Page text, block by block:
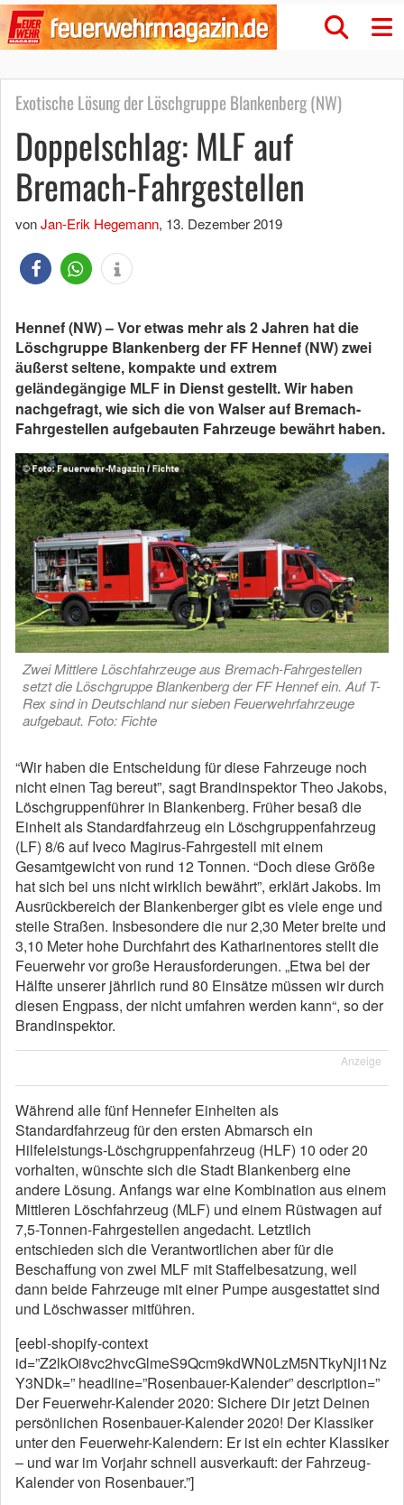
Exotische Lösung der Löschgruppe Blankenberg (NW)
Doppelschlag: MLF auf
Bremach-Fahrgestellen
vonJan-Erik Hegemann, 13. Dezember 2019
Hennef (NW) – Vor etwas mehr als 2 Jahren hat die
Löschgruppe Blankenberg der FF Hennef (NW) zwei
äußerst seltene, kompakte und extrem
geländegängige MLF in Dienst gestellt. Wir haben
nachgefragt, wie sich die von Walser auf Bremach-
Fahrge­stel­len aufgebauten Fahrzeuge bewährt haben.
Zwei Mittlere Löschfahrzeuge aus Bremach-Fahrgestellen
setzt die Löschgruppe Blankenberg der FF Hennef ein. Auf T-
Rex sind in Deutschland nur sieben Feuerwehrfahrzeuge
aufgebaut. Foto: Fichte
“Wir haben die Entscheidung für diese Fahrzeuge noch
nicht einen Tag bereut”, sagt Brandinspektor Theo Jakobs,
Löschgruppenführer in Blankenberg. Früher besaß die
Einheit als Standardfahrzeug ein Löschgruppenfahrzeug
(LF) 8/6 auf Iveco Magirus-Fahrgestell mit einem
Gesamtgewicht von rund 12 Ton­nen. “Doch diese Größe
hat sich bei uns nicht wirklich bewährt”, erklärt Jakobs. Im
Ausrückbereich der Blankenberger gibt es viele enge und
steile Straßen. Insbesondere die nur 2,30 Meter breite und
3,10 Meter hohe Durchfahrt des Katharinentores stellt die
Feuerwehr vor große Herausforderungen. „Etwa bei der
Hälfte unserer jährlich rund 80 Einsätze müssen wir durch
diesen Engpass, der nicht um­fahren werden kann“, so der
Brandinspektor.
Anzeige
Während alle fünf Hennefer Einheiten als
Standardfahrzeug für den ersten Abmarsch ein
Hilfeleistungs-Löschgruppen­fahr­zeug (HLF) 10 oder 20
vorhalten, wünschte sich die Stadt Blankenberg eine
andere Lösung. Anfangs war eine Kombination aus einem
Mittleren Löschfahrzeug (MLF) und einem Rüstwagen auf
7,5-Tonnen-Fahrgestellen angedacht. Letztlich
entschieden sich die Verantwortlichen aber für die
Beschaffung von zwei MLF mit Staffelbesatzung, weil
dann beide Fahrzeuge mit einer Pumpe ausgestattet sind
und Löschwasser mitführen.
[eebl-shopify-context
id=”Z2lkOi8vc2hvcGlmeS9Qcm9kdWN0LzM5NTkyNjI1Nz
Y3NDk=” headline=”Rosenbauer-Kalender” description=”
Der Feuerwehr-Kalender 2020: Sichere Dir jetzt Deinen
persönlichen Rosenbauer-Kalender 2020! Der Klassiker
unter den Feuerwehr-Kalendern: Er ist ein echter Klassiker
– und war im Vorjahr schnell ausverkauft: der Fahrzeug-
Kalender von Rosenbauer.”]